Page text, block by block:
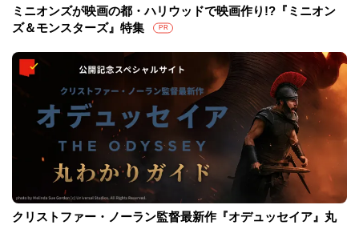
ミニオンズが映画の都・ハリウッドで映画作り!?『ミニオン
ズ＆モンスターズ』特集
PR
クリストファー・ノーラン監督最新作『オデュッセイア』丸